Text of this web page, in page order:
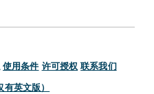
使用条件 许可授权 联系我们
英文版）